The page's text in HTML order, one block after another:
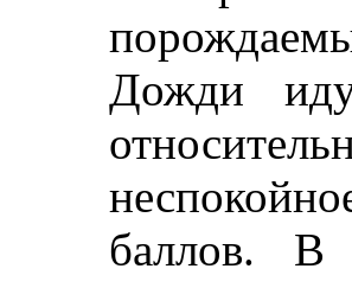
Дожди
баллов. В